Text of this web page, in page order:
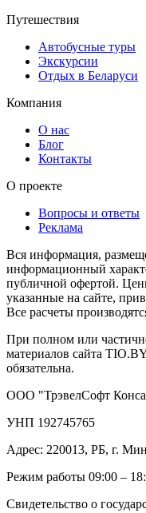
Путешествия
Автобусные туры
Экскурсии
Отдых в Беларуси
Компания
О нас
Блог
Контакты
О проекте
Вопросы и ответы
Реклама
Вся информация,
информационный
публичной офертой.
указанные на сайте,
Все расчеты
При полном или
материалов сайта
обязательна.
ООО "ТрэвелСофт
УНП 192745765
Адрес: 220013, РБ, г.
Режим работы 09:00 –
Свидетельство о